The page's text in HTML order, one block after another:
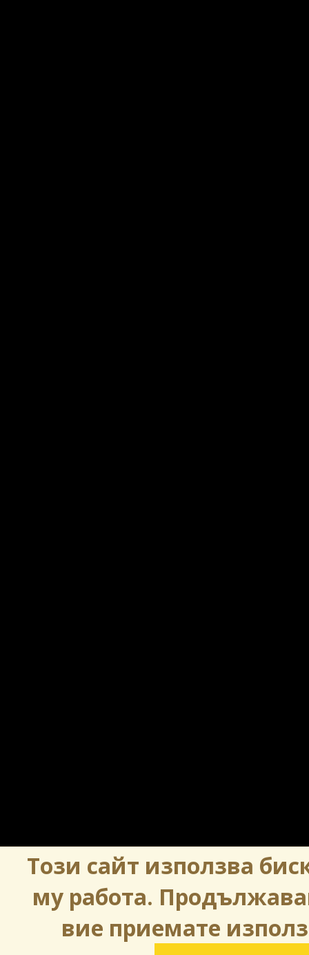
Този сайт използва
му работа.
вие приемате